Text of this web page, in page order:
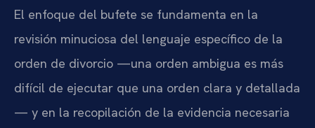
El enfoque del bufete se fundamenta en la
revisión minuciosa del lenguaje específico de la
orden de divorcio —una orden ambigua es más
difícil de ejecutar que una orden clara y detallada
— y en la recopilación de la evidencia necesaria